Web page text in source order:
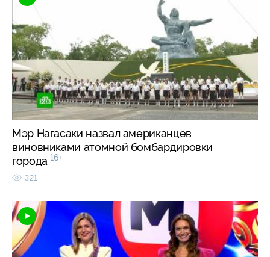
Мэр Нагасаки назвал американцев
виновниками атомной бомбардировки
города 16+
321